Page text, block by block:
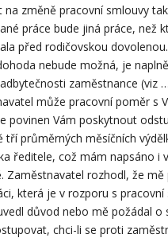
na změně pracovní smlouvy
práce bude jiná práce, než
před rodičovskou
nebude možná, je
zaměstnance (viz
může pracovní poměr s
povinen Vám poskytnout
tří průměrných měsíčních
ředitele, což mám napsáno i
Zaměstnavatel rozhodl, že mě
která je v rozporu s pracovní
důvod nebo mě požádal o
chci-li se proti